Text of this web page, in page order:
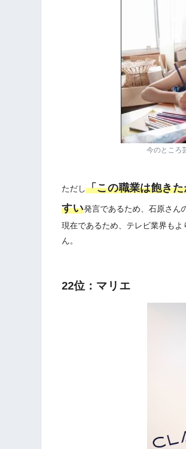
今のところ
ただし「この職業は飽き
すい発言であるため、石原さん
現在であるため、テレビ業界も
ん。
22位：マリエ